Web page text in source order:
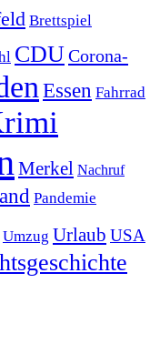
Brettspiel
CDUCorona-
Essen Fahrrad
Merkel Nachruf
Pandemie
Umzug Urlaub USA